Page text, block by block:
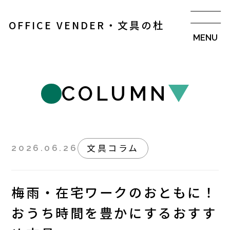
OFFICE VENDER・文具の杜
COLUMN
2026.06.26 文具コラム
梅雨・在宅ワークのおともに！
おうち時間を豊かにするおすす